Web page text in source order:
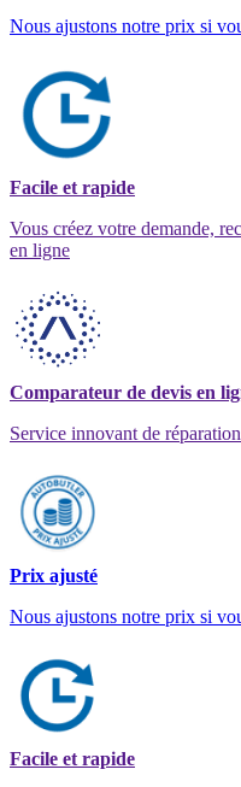
Nous ajustons notre prix si
Facile et rapide
Vous créez votre demande,
en ligne
Comparateur de devis en
Service innovant de
Prix ajusté
Nous ajustons notre prix si
Facile et rapide